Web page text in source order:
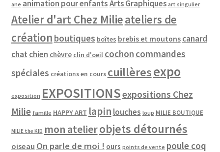
ane animation pour enfantsArts Graphiques art singulier
Atelier d'art Chez Milieateliers de
création boutiques boîtes brebis et moutons canard
chat chien chèvre clin d'oeil cochon commandes
spéciales créations en cours cuillèresexpo
exposition EXPOSITIONSexpositions Chez
Milie famille HAPPY ART lapin louches loup MILIE BOUTIQUE
MILIE the KID mon atelierobjets détournés
oiseau On parle de moi ! ours points de vente poule coq